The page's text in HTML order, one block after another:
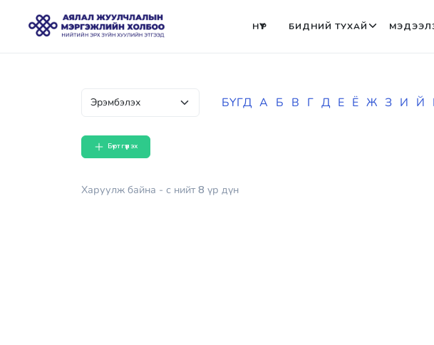
НҮҮР БИДНИЙ ТУХАЙ
БҮГД А Б В Г Д Е Ё Ж З И Й
Бүртгүүлэх
Харуулж байна - с нийт8 үр дүн